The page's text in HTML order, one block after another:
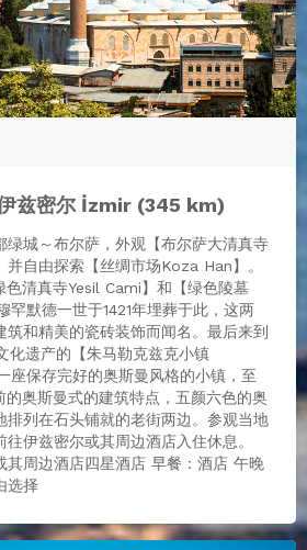
兹密尔 İzmir (345 km)
绿城～布尔萨，外观【布尔萨大清真寺
自由探索【丝绸市场Koza Han】。
色清真寺Yesil Cami】和【绿色陵墓
罕默德一世于1421年埋葬于此，这两
和精美的瓷砖装饰而闻名。最后来到
化遗产的【朱马勒克兹克小镇
座保存完好的奥斯曼风格的小镇，至
奥斯曼式的建筑特点，五颜六色的奥
排列在石头铺就的老街两边。参观当地
伊兹密尔或其周边酒店入住休息。
其周边酒店四星酒店 早餐：酒店 午晚
选择